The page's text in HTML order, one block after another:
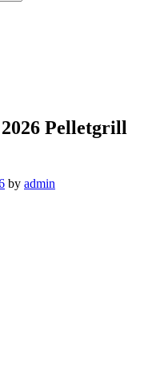
Pelletgrill
by admin